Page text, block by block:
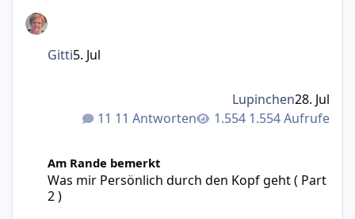
11 Antworten 1.554 Aufrufe
Gitti5. Jul
Lupinchen28. Jul
Am Rande bemerkt
Was mir Persönlich durch den Kopf geht ( Part
2 )